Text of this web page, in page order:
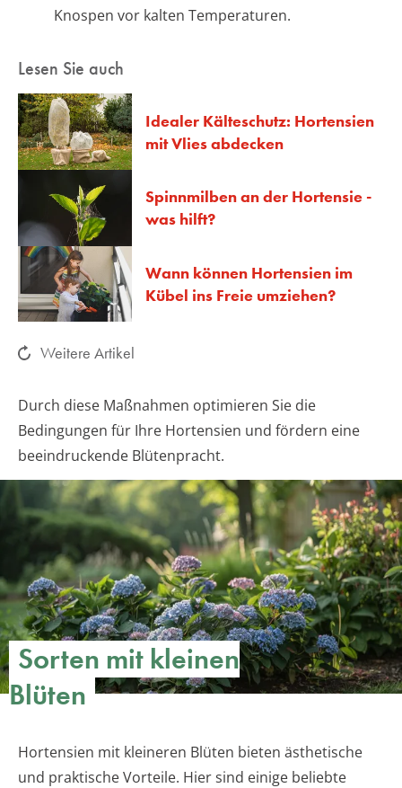
Knospen vor kalten Temperaturen.
Lesen Sie auch
Idealer Kälteschutz: Hortensien
mit Vlies abdecken
Spinnmilben an der Hortensie -
was hilft?
Wann können Hortensien im
Kübel ins Freie umziehen?
Weitere Artikel
Durch diese Maßnahmen optimieren Sie die
Bedingungen für Ihre Hortensien und fördern eine
beeindruckende Blütenpracht.
Sorten mit kleinen
Blüten
Hortensien mit kleineren Blüten bieten ästhetische
und praktische Vorteile. Hier sind einige beliebte